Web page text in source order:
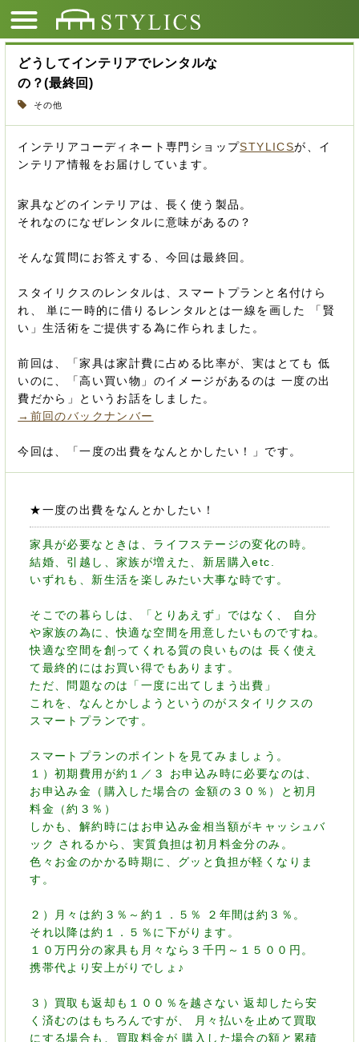
どうしてインテリアでレンタルな
の？(最終回)
その他
インテリアコーディネート専門ショップSTYLICSが、イ
ンテリア情報をお届けしています。
家具などのインテリアは、長く使う製品。
それなのになぜレンタルに意味があるの？
そんな質問にお答えする、今回は最終回。
スタイリクスのレンタルは、スマートプランと名付けら
れ、 単に一時的に借りるレンタルとは一線を画した 「賢
い」生活術をご提供する為に作られました。
前回は、「家具は家計費に占める比率が、実はとても 低
いのに、「高い買い物」のイメージがあるのは 一度の出
費だから」というお話をしました。
→前回のバックナンバー
今回は、「一度の出費をなんとかしたい！」です。
★一度の出費をなんとかしたい！
家具が必要なときは、ライフステージの変化の時。
結婚、引越し、家族が増えた、新居購入etc.
いずれも、新生活を楽しみたい大事な時です。
そこでの暮らしは、「とりあえず」ではなく、 自分
や家族の為に、快適な空間を用意したいものですね。
快適な空間を創ってくれる質の良いものは 長く使え
て最終的にはお買い得でもあります。
ただ、問題なのは「一度に出てしまう出費」
これを、なんとかしようというのがスタイリクスの
スマートプランです。
スマートプランのポイントを見てみましょう。
１）初期費用が約１／３ お申込み時に必要なのは、
お申込み金（購入した場合の 金額の３０％）と初月
料金（約３％）
しかも、解約時にはお申込み金相当額がキャッシュバ
ック されるから、実質負担は初月料金分のみ。
色々お金のかかる時期に、グッと負担が軽くなりま
す。
２）月々は約３％～約１．５％ ２年間は約３％。
それ以降は約１．５％に下がります。
１０万円分の家具も月々なら３千円～１５００円。
携帯代より安上がりでしょ♪
３）買取も返却も１００％を越さない 返却したら安
く済むのはもちろんですが、 月々払いを止めて買取
にする場合も、買取料金が 購入した場合の額と累積